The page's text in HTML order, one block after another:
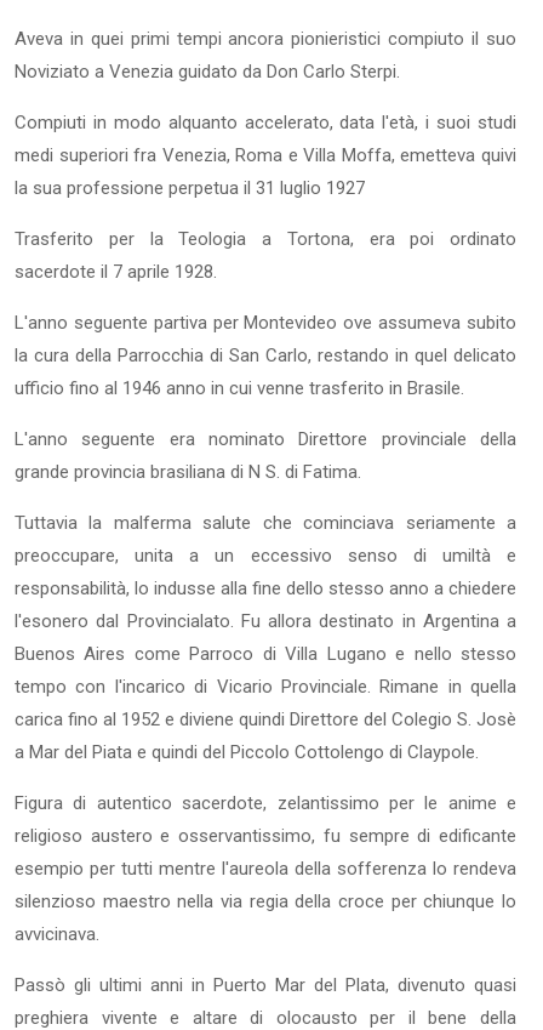
Aveva in quei primi tempi ancora pionieristici compiuto il suo
Noviziato a Venezia guidato da Don Carlo Sterpi.
Compiuti in modo alquanto accelerato, data l'età, i suoi studi
medi superiori fra Venezia, Roma e Villa Moffa, emetteva quivi
la sua professione perpetua il 31 luglio 1927
Trasferito per la Teologia a Tortona, era poi ordinato
sacerdote il 7 aprile 1928.
L'anno seguente partiva per Montevideo ove assumeva subito
la cura della Parrocchia di San Carlo, restando in quel delicato
ufficio fino al 1946 anno in cui venne trasferito in Brasile.
L'anno seguente era nominato Direttore provinciale della
grande provincia brasiliana di N S. di Fatima.
Tuttavia la malferma salute che cominciava seriamente a
preoccupare, unita a un eccessivo senso di umiltà e
responsabilità, lo indusse alla fine dello stesso anno a chiedere
l'esonero dal Provincialato. Fu allora destinato in Argentina a
Buenos Aires come Parroco di Villa Lugano e nello stesso
tempo con l'incarico di Vicario Provinciale. Rimane in quella
carica fino al 1952 e diviene quindi Direttore del Colegio S. Josè
a Mar del Piata e quindi del Piccolo Cottolengo di Claypole.
Figura di autentico sacerdote, zelantissimo per le anime e
religioso austero e osservantissimo, fu sempre di edificante
esempio per tutti mentre l'aureola della sofferenza lo rendeva
silenzioso maestro nella via regia della croce per chiunque lo
avvicinava.
Passò gli ultimi anni in Puerto Mar del Plata, divenuto quasi
preghiera vivente e altare di olocausto per il bene della